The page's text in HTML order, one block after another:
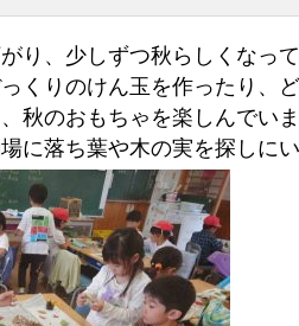
り、少しずつ秋らしくなって
くりのけん玉を作ったり、
秋のおもちゃを楽しんでいま
に落ち葉や木の実を探しに